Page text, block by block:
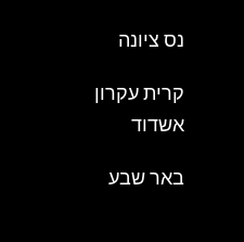
נס ציונה
קרית עקרון
אשדוד
באר שבע